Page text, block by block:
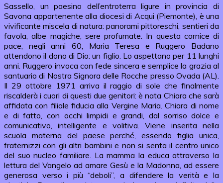
Sassello, un paesino dell’entroterra ligure in provincia di
Savona appartenente alla diocesi di Acqui (Piemonte), è una
vivificante miscela di natura: panorami pittoreschi, sentieri da
favola, albe magiche, sere profumate. In questa cornice di
pace, negli anni 60, Maria Teresa e Ruggero Badano
attendono il dono di Dio: un figlio. Lo aspettano per 11 lunghi
anni. Ruggero invoca con fede sincera e semplice la grazia al
santuario di Nostra Signora delle Rocche presso Ovada (AL).
Il 29 ottobre 1971 arriva il raggio di sole che finalmente
riscalderà i cuori di questi due genitori: è nata Chiara che sarà
affidata con filiale fiducia alla Vergine Maria. Chiara di nome
e di fatto, con occhi limpidi e grandi, dal sorriso dolce e
comunicativo, intelligente e volitiva. Viene inserita nella
scuola materna del paese perché, essendo figlia unica,
fraternizzi con gli altri bambini e non si senta il centro unico
del suo nucleo familiare. La mamma la educa attraverso la
lettura del Vangelo ad amare Gesù e la Madonna, ad essere
generosa verso i più “deboli”, a difendere la verità e la